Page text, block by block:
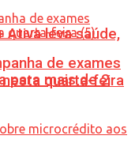
Ativa leva saúde,
para mais de 2
de exames
quarta-feira